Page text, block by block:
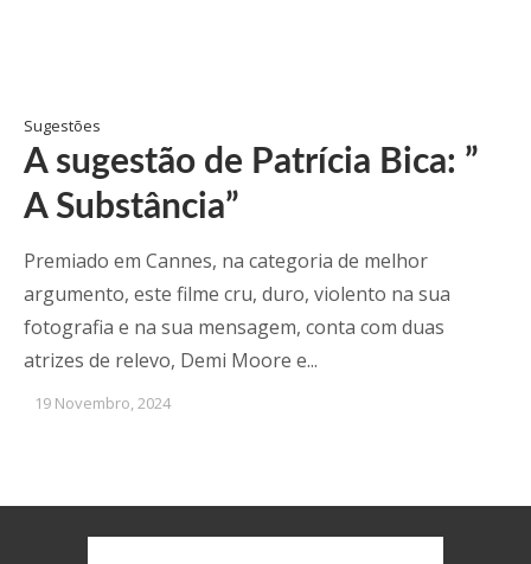
Sugestões
A sugestão de Patrícia Bica: ”
A Substância”
Premiado em Cannes, na categoria de melhor
argumento, este filme cru, duro, violento na sua
fotografia e na sua mensagem, conta com duas
atrizes de relevo, Demi Moore e...
19 Novembro, 2024